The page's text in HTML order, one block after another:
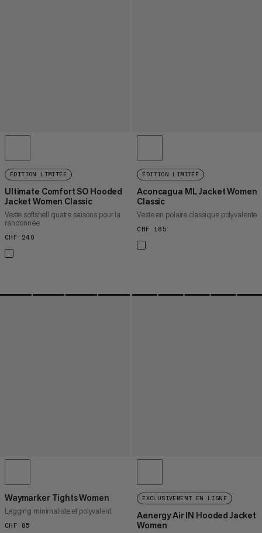
ÉDITION LIMITÉE
Ultimate Comfort SO Hooded
Jacket Women Classic
Veste softshell quatre saisons pour la
randonnée
CHF 240
ÉDITION LIMITÉE
Aconcagua ML Jacket Women
Classic
Veste en polaire classique polyvalente
CHF 185
Waymarker Tights Women
Legging minimaliste et polyvalent
CHF 85
EXCLUSIVEMENT EN LIGNE
Aenergy Air IN Hooded Jacket
Women